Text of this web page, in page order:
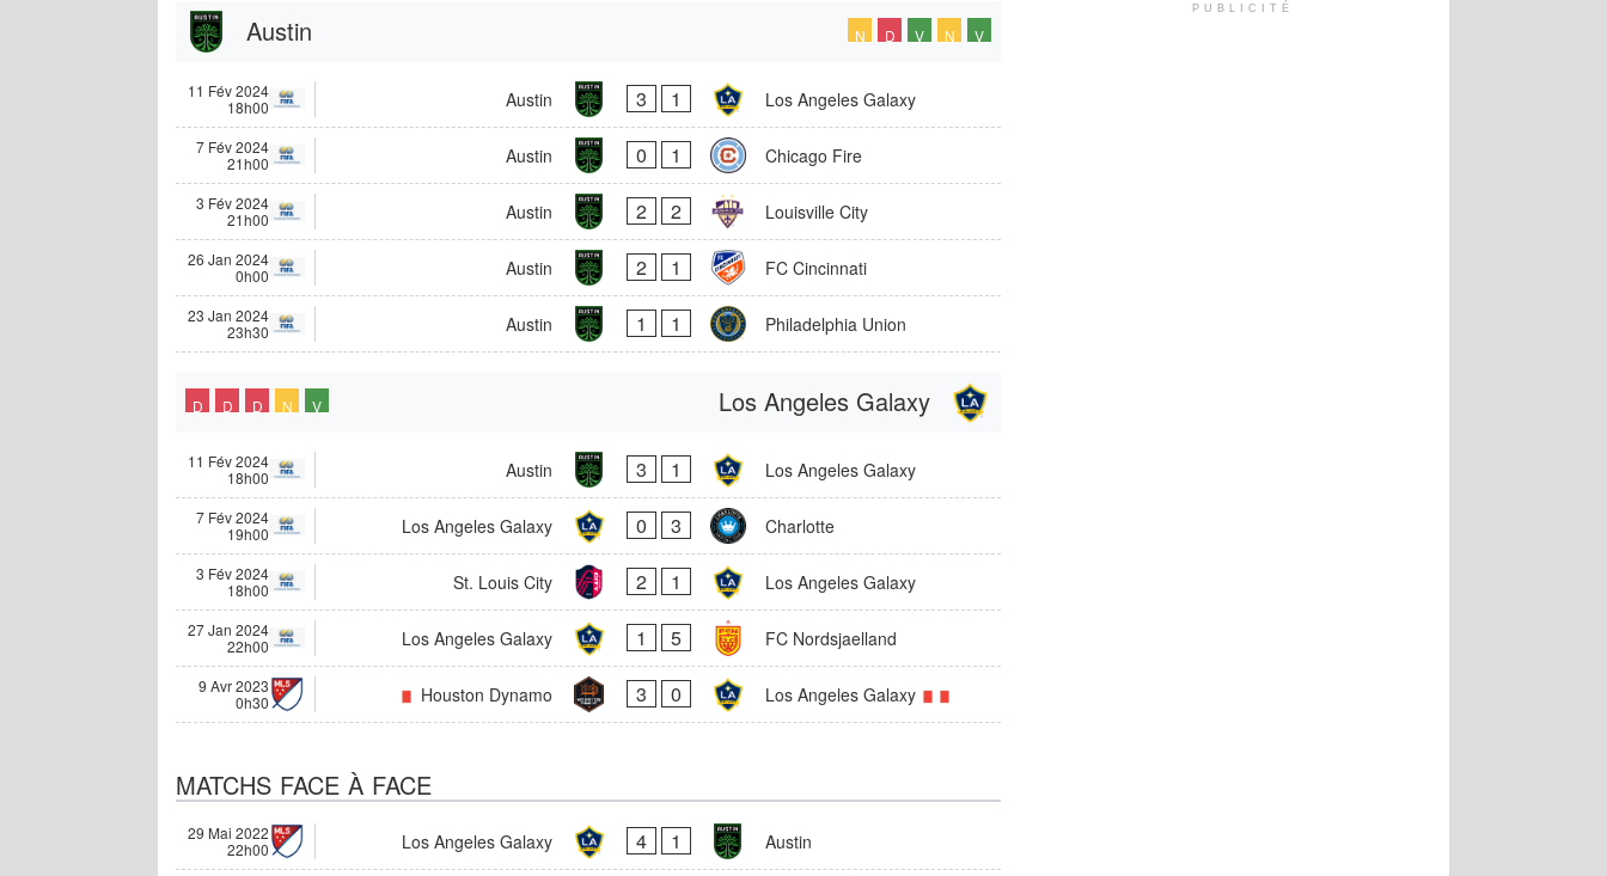
Austin
N D V N V
11 Fév 2024
18h00
Austin 3 1 Los Angeles Galaxy
7 Fév 2024
21h00
Austin 0 1 Chicago Fire
3 Fév 2024
21h00
Austin 2 2 Louisville City
26 Jan 2024
0h00
Austin 2 1 FC Cincinnati
23 Jan 2024
23h30
Austin 1 1 Philadelphia Union
Los Angeles Galaxy
D D D N V
11 Fév 2024
18h00
Austin 3 1 Los Angeles Galaxy
7 Fév 2024
19h00
Los Angeles Galaxy 0 3 Charlotte
3 Fév 2024
18h00
St. Louis City 2 1 Los Angeles Galaxy
27 Jan 2024
22h00
Los Angeles Galaxy 1 5 FC Nordsjaelland
9 Avr 2023
0h30
Houston Dynamo 3 0 Los Angeles Galaxy
MATCHS FACE À FACE
29 Mai 2022
22h00
Los Angeles Galaxy 4 1 Austin
PUBLICITÉ